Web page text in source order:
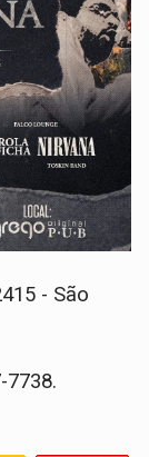
- São
7738.